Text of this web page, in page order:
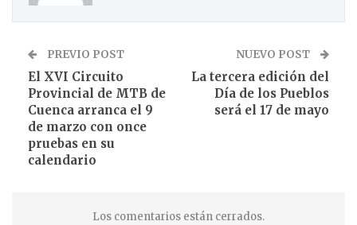
PREVIO POST
El XVI Circuito
Provincial de MTB de
Cuenca arranca el 9
de marzo con once
pruebas en su
calendario
NUEVO POST
La tercera edición del
Día de los Pueblos
será el 17 de mayo
Los comentarios están cerrados.